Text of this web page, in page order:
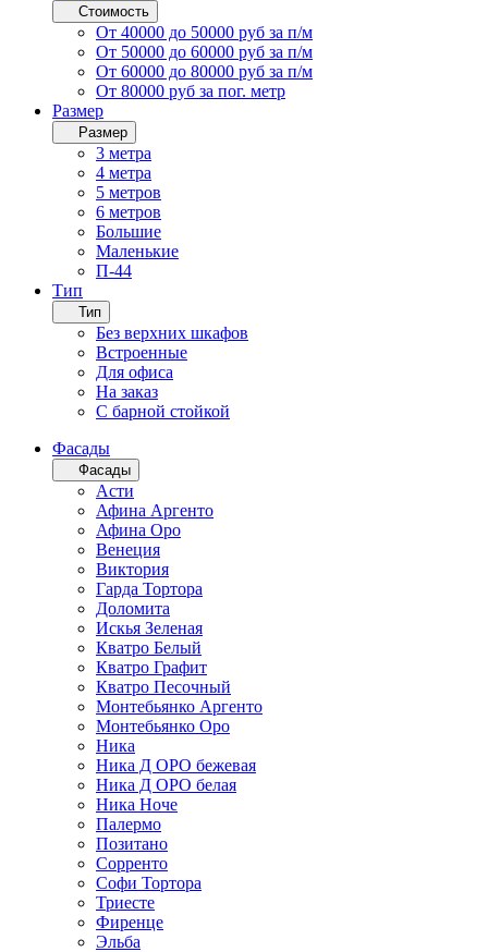
Стоимость
От 40000 до 50000 руб за п/м
От 50000 до 60000 руб за п/м
От 60000 до 80000 руб за п/м
От 80000 руб за пог. метр
Размер
Размер
3 метра
4 метра
5 метров
6 метров
Большие
Маленькие
П-44
Тип
Тип
Без верхних шкафов
Встроенные
Для офиса
На заказ
С барной стойкой
Фасады
Фасады
Асти
Афина Аргенто
Афина Оро
Венеция
Виктория
Гарда Тортора
Доломита
Искья Зеленая
Кватро Белый
Кватро Графит
Кватро Песочный
Монтебьянко Аргенто
Монтебьянко Оро
Ника
Ника Д ОРО бежевая
Ника Д ОРО белая
Ника Ноче
Палермо
Позитано
Сорренто
Софи Тортора
Триесте
Фиренце
Эльба